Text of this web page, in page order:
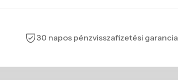
30 napos pénzvisszafizetési garancia